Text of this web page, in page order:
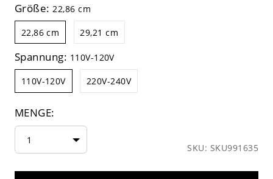
Größe:22,86 cm
22,86 cm 29,21 cm
Spannung: 110V-120V
110V-120V 220V-240V
MENGE:
1
SKU: SKU991635